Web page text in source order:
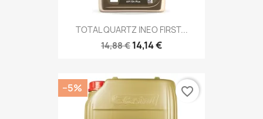
TOTAL QUARTZ INEO FIRST...
14,88 € 14,14 €
−5% favorite_border